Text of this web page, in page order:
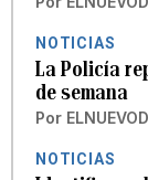
NOTICIAS
La Policía
de semana
Por
NOTICIAS